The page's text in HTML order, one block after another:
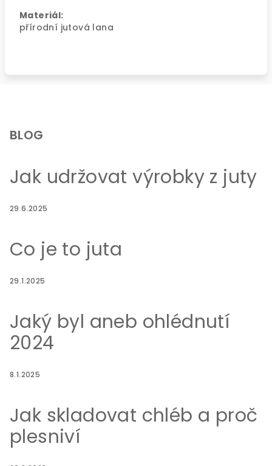
Materiál:
přírodní jutová lana
BLOG
Jak udržovat výrobky z juty
29.6.2025
Co je to juta
29.1.2025
Jaký byl aneb ohlédnutí
2024
8.1.2025
Jak skladovat chléb a proč
plesniví